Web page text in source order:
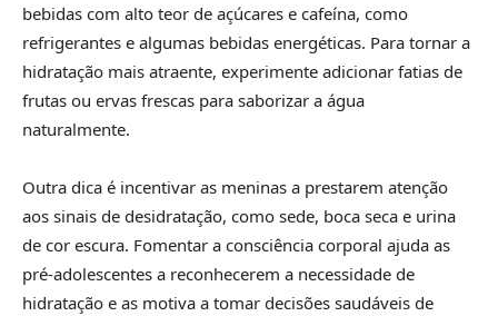
bebidas com alto teor de açúcares e cafeína, como
refrigerantes e algumas bebidas energéticas. Para tornar a
hidratação mais atraente, experimente adicionar fatias de
frutas ou ervas frescas para saborizar a água
naturalmente.
Outra dica é incentivar as meninas a prestarem atenção
aos sinais de desidratação, como sede, boca seca e urina
de cor escura. Fomentar a consciência corporal ajuda as
pré-adolescentes a reconhecerem a necessidade de
hidratação e as motiva a tomar decisões saudáveis de